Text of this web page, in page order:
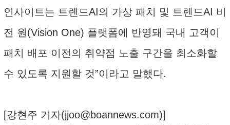
인사이트는 트렌드AI의 가상 패치 및 트렌드AI 비
전 원(Vision One) 플랫폼에 반영돼 국내 고객이
패치 배포 이전의 취약점 노출 구간을 최소화할
수 있도록 지원할 것”이라고 말했다.
[강현주 기자(jjoo@boannews.com)]